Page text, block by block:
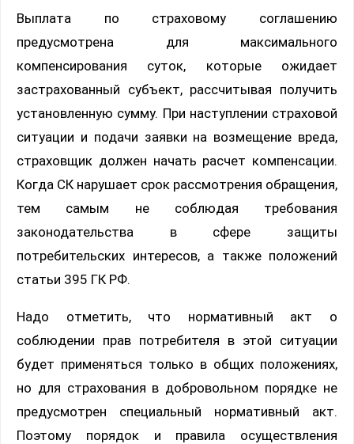
Выплата по страховому соглашению
предусмотрена для максимального
компенсирования суток, которые ожидает
застрахованный субъект, рассчитывая получить
установленную сумму. При наступлении страховой
ситуации и подачи заявки на возмещение вреда,
страховщик должен начать расчет компенсации.
Когда СК нарушает срок рассмотрения обращения,
тем самым не соблюдая требования
законодательства в сфере защиты
потребительских интересов, а также положений
статьи 395 ГК РФ.
Надо отметить, что нормативный акт о
соблюдении прав потребителя в этой ситуации
будет применяться только в общих положениях,
но для страхования в добровольном порядке не
предусмотрен специальный нормативный акт.
Поэтому порядок и правила осуществления